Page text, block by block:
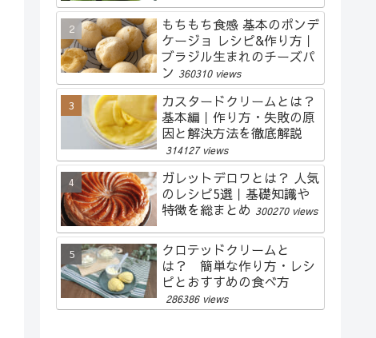
もちもち食感 基本のポンデ
ケージョ レシピ&作り方｜
ブラジル生まれのチーズパ
ン 360310 views
カスタードクリームとは？
基本編｜作り方・失敗の原
因と解決方法を徹底解説
314127 views
ガレットデロワとは？ 人気
のレシピ5選｜基礎知識や
特徴を総まとめ 300270 views
クロテッドクリームと
は？ 簡単な作り方・レシ
ピとおすすめの食べ方
286386 views